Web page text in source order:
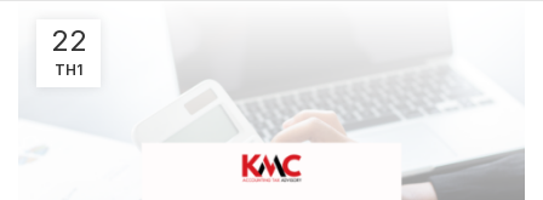
22
TH1